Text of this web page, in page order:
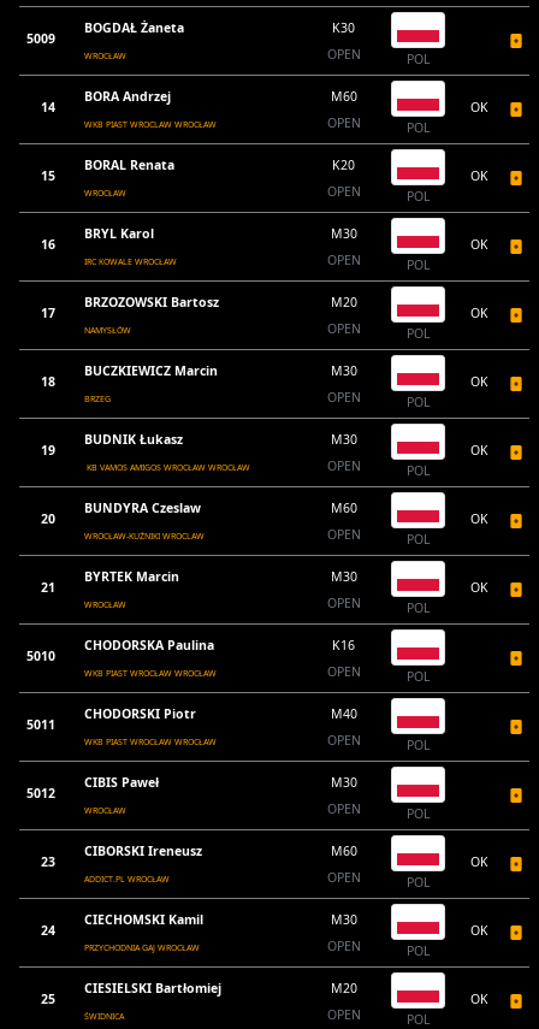
5009
BOGDAŁ Żaneta
WROCŁAW
K30
OPEN
POL
14
BORA Andrzej
WKB PIAST WROCLAW WROCŁAW
M60
OPEN
POL
OK
15
BORAL Renata
WROCŁAW
K20
OPEN
POL
OK
16
BRYL Karol
IRC KOWALE WROCŁAW
M30
OPEN
POL
OK
17
BRZOZOWSKI Bartosz
NAMYSŁÓW
M20
OPEN
POL
OK
18
BUCZKIEWICZ Marcin
BRZEG
M30
OPEN
POL
OK
19
BUDNIK Łukasz
KB VAMOS AMIGOS WROCŁAW WROCŁAW
M30
OPEN
POL
OK
20
BUNDYRA Czeslaw
WROCŁAW-KUŹNIKI WROCLAW
M60
OPEN
POL
OK
21
BYRTEK Marcin
WROCŁAW
M30
OPEN
POL
OK
5010
CHODORSKA Paulina
WKB PIAST WROCŁAW WROCŁAW
K16
OPEN
POL
5011
CHODORSKI Piotr
WKB PIAST WROCŁAW WROCŁAW
M40
OPEN
POL
5012
CIBIS Paweł
WROCŁAW
M30
OPEN
POL
23
CIBORSKI Ireneusz
ADDICT.PL WROCŁAW
M60
OPEN
POL
OK
24
CIECHOMSKI Kamil
PRZYCHODNIA GAJ WROCŁAW
M30
OPEN
POL
OK
25
CIESIELSKI Bartłomiej
ŚWIDNICA
M20
OPEN
POL
OK